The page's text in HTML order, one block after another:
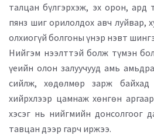
талцан бүлгэрхэж, эх орон, ард
пянз шиг орилолдох авч луйвар,
олхиогүй болгоны үнэр нэвт
Нийгэм нээлттэй болж түмэн
үеийн олон залуучууд амь
сийлж, хөдөлмөр зарж
хийрхлээр цамнаж хөнгөн
хэсэг нь нийгмийн донсолгоог
тавцан дээр гарч иржээ.